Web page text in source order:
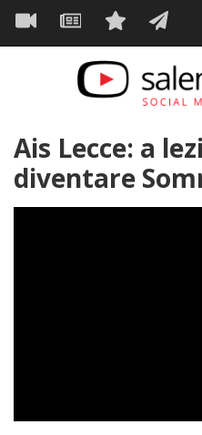
Salta
contenuto
Navigazione
principale
Ais Lecce: a
diventare